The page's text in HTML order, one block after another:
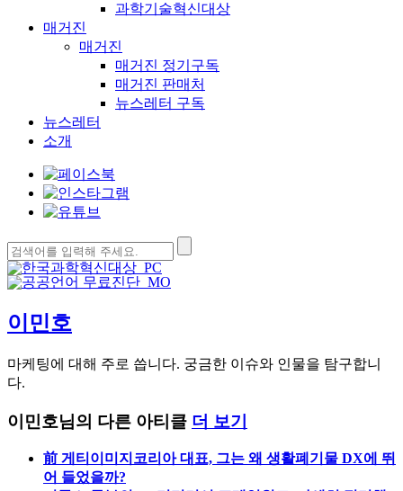
과학기술혁신대상
매거진
매거진
매거진 정기구독
매거진 판매처
뉴스레터 구독
뉴스레터
소개
검
색:
이민호
마케팅에 대해 주로 씁니다. 궁금한 이슈와 인물을 탐구합니
다.
이민호님의 다른 아티클 더 보기
前 게티이미지코리아 대표, 그는 왜 생활폐기물 DX에 뛰
어 들었을까?